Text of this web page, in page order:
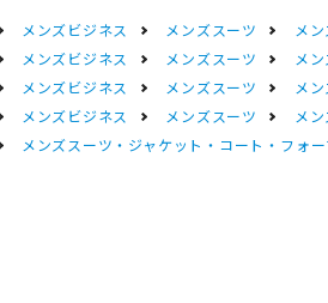
メンズビジネス メンズスーツ
メ
メンズビジネス メンズスーツ
メ
メンズビジネス メンズスーツ
メ
メンズビジネス メンズスーツ
メ
メンズスーツ・ジャケット・コート・フォ